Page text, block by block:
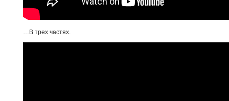
…В трех частях.